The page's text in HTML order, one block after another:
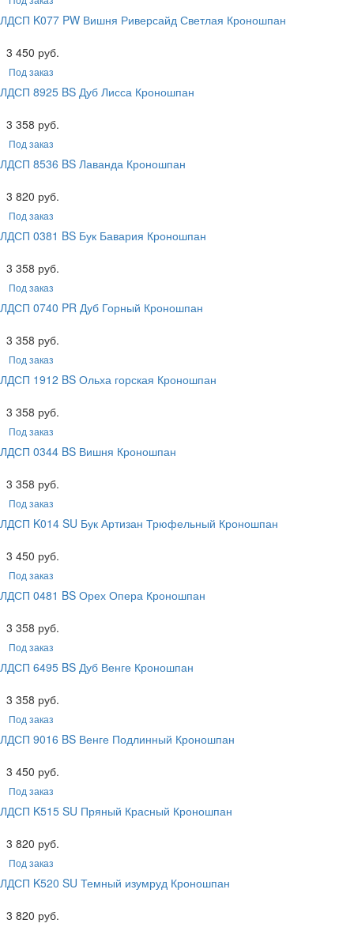
ЛДСП K077 PW Вишня Риверсайд Светлая Кроношпан
3 450 руб.
Под заказ
ЛДСП 8925 BS Дуб Лисса Кроношпан
3 358 руб.
Под заказ
ЛДСП 8536 BS Лаванда Кроношпан
3 820 руб.
Под заказ
ЛДСП 0381 BS Бук Бавария Кроношпан
3 358 руб.
Под заказ
ЛДСП 0740 PR Дуб Горный Кроношпан
3 358 руб.
Под заказ
ЛДСП 1912 BS Ольха горская Кроношпан
3 358 руб.
Под заказ
ЛДСП 0344 BS Вишня Кроношпан
3 358 руб.
Под заказ
ЛДСП K014 SU Бук Артизан Трюфельный Кроношпан
3 450 руб.
Под заказ
ЛДСП 0481 BS Орех Опера Кроношпан
3 358 руб.
Под заказ
ЛДСП 6495 BS Дуб Венге Кроношпан
3 358 руб.
Под заказ
ЛДСП 9016 BS Венге Подлинный Кроношпан
3 450 руб.
Под заказ
ЛДСП K515 SU Пряный Красный Кроношпан
3 820 руб.
Под заказ
ЛДСП K520 SU Темный изумруд Кроношпан
3 820 руб.